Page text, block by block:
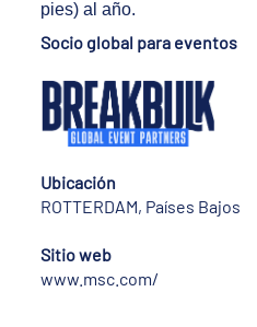
pies) al año.
Socio global para eventos
Ubicación
ROTTERDAM, Países Bajos
Sitio web
www.msc.com/